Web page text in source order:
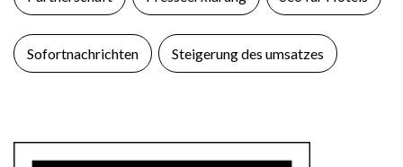
Sofortnachrichten Steigerung des umsatzes